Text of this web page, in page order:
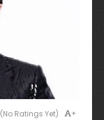
(No Ratings Yet) +